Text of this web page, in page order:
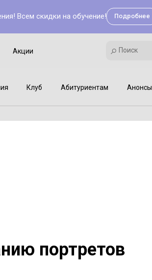
Всем скидки на обучение! Подробнее
Акции Поиск
Клуб Абитуриентам Анонсы
Поиск
Мастер-классы
портретов